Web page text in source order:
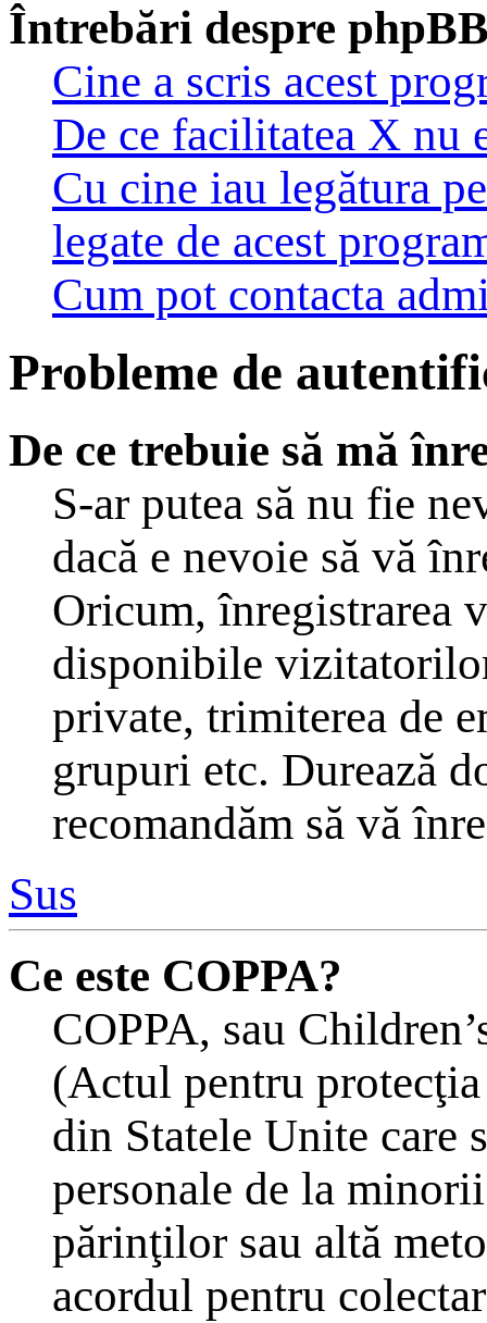
Întrebări despre
Cine a scris acest
De ce facilitatea X nu
Cu cine iau legătura
legate de acest
Cum pot contacta
Probleme de
De ce trebuie să mă
S-ar putea să nu fie
dacă e nevoie să vă
Oricum, înregistrarea
disponibile
private, trimiterea de
grupuri etc. Durează
recomandăm să vă
Sus
Ce este COPPA?
COPPA, sau
(Actul pentru
din Statele Unite
personale de la
părinţilor sau altă
acordul pentru